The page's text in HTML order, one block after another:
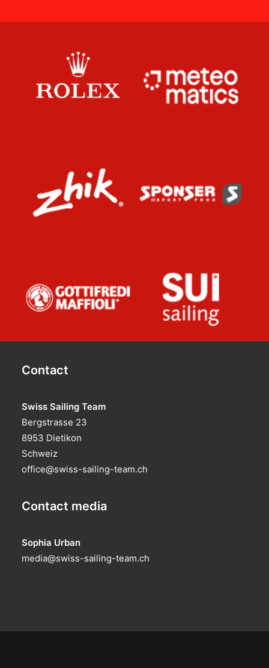
Contact
Swiss Sailing Team
Bergstrasse 23
8953 Dietikon
Schweiz
office@swiss-sailing-team.ch
Contact media
Sophia Urban
media@swiss-sailing-team.ch